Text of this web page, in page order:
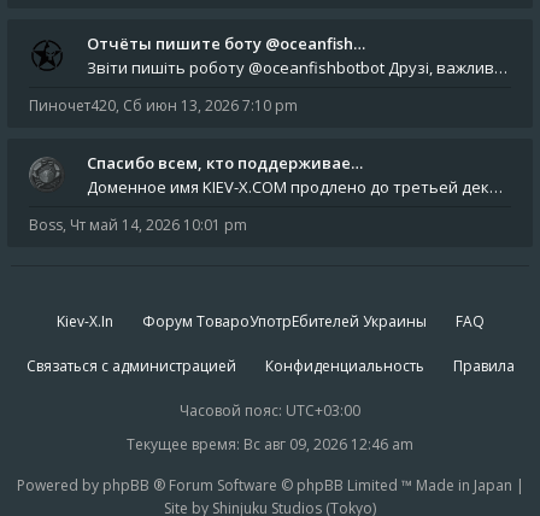
Отчёты пишите боту @oceanfish…
Звіти пишіть роботу @oceanfishbotbot Друзі, важливе повідомлення для учасників форума. Основне звернення опублікован
Пиночет420, Сб июн 13, 2026 7:10 pm
Спасибо всем, кто поддерживае…
Доменное имя KIEV-X.COM продлено до третьей декады августа 2027 года! Спасибо всем анонимным пользователям, которые по
Boss, Чт май 14, 2026 10:01 pm
Kiev-X.In Форум ТовароУпотрЕбителей Украины FAQ
Связаться с администрацией Конфиденциальность Правила
Часовой пояс: UTC+03:00
Текущее время: Вс авг 09, 2026 12:46 am
Powered by phpBB ® Forum Software © phpBB Limited ™ Made in Japan |
Site by Shinjuku Studios (Tokyo)